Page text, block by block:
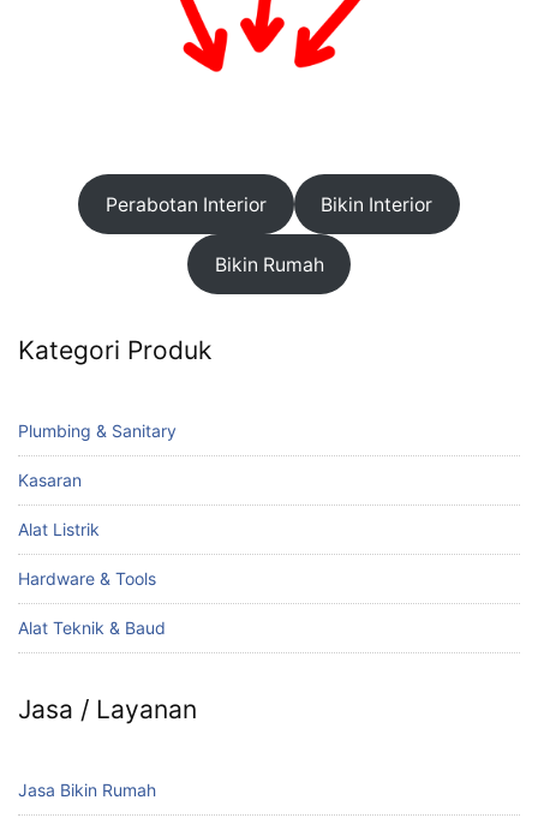
Perabotan Interior Bikin Interior
Bikin Rumah
Kategori Produk
Plumbing & Sanitary
Kasaran
Alat Listrik
Hardware & Tools
Alat Teknik & Baud
Jasa / Layanan
Jasa Bikin Rumah